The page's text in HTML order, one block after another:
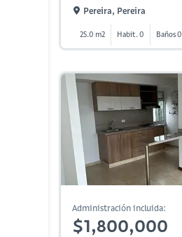
Pereira, Pereira
25.0 m2 Habit. 0 Baños 0
Administración incluida:
$1,800,000